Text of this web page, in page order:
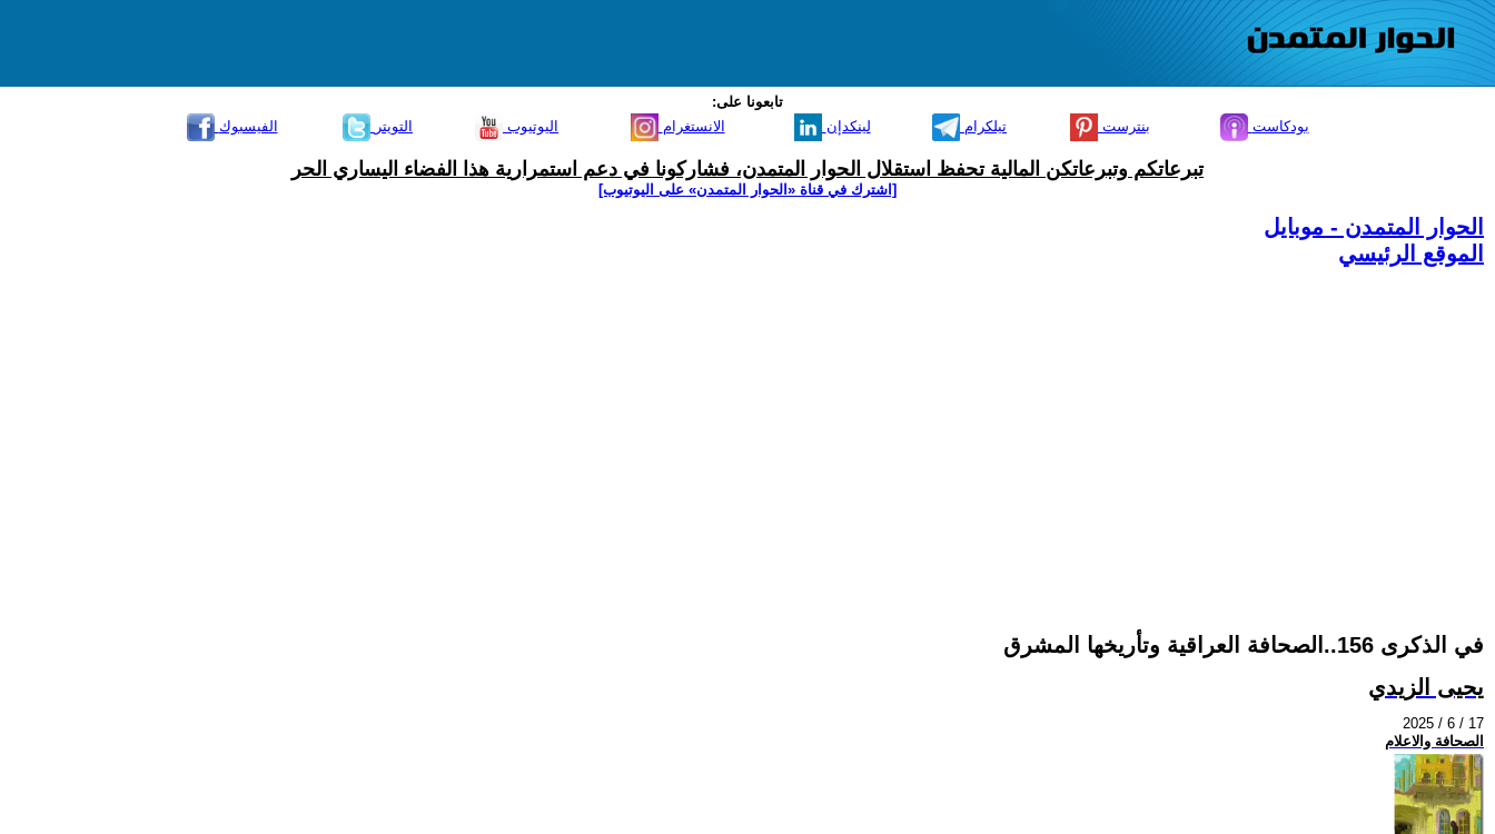
تابعونا على:
الفيسبوك
التويتر اليوتيوب الانستغرام لينكدإن تيلكرام بنترست بودكاست
تبرعاتكم وتبرعاتكن المالية تحفظ استقلال الحوار المتمدن، فشاركونا في دعم استمرارية هذا الفضاء اليساري الحر
[اشترك في قناة ‫«الحوار المتمدن» على اليوتيوب]
الحوار المتمدن - موبايل
الموقع الرئيسي
في الذكرى 156..الصحافة العراقية وتأريخها المشرق
يحيى الزيدي
2025 / 6 / 17
الصحافة والاعلام